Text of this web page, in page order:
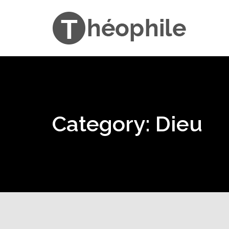
Category: Dieu